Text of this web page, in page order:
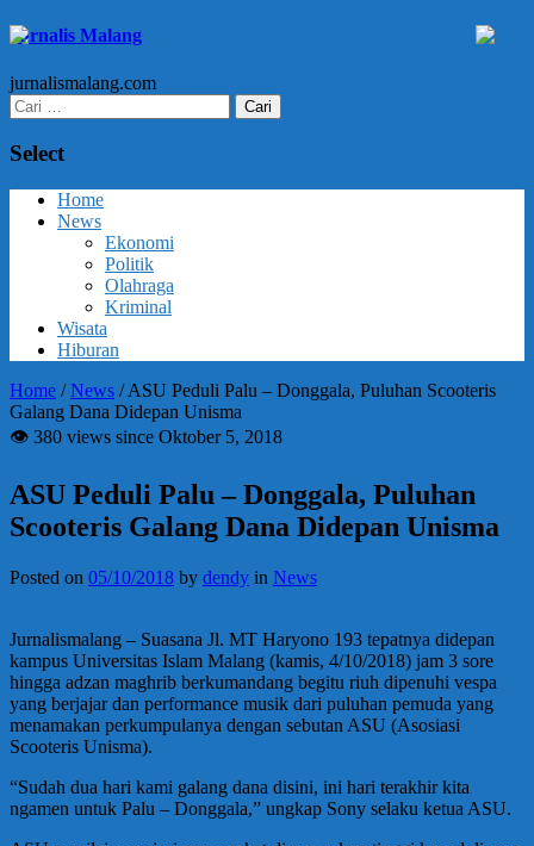
Jurnalis Malang
jurnalismalang.com
Cari
untuk:
Select
Home
News
Ekonomi
Politik
Olahraga
Kriminal
Wisata
Hiburan
Home /News /ASU Peduli Palu – Donggala, Puluhan Scooteris
Galang Dana Didepan Unisma
👁 380 views since Oktober 5, 2018
ASU Peduli Palu – Donggala, Puluhan
Scooteris Galang Dana Didepan Unisma
Posted on 05/10/2018 by dendy in News
Jurnalismalang – Suasana Jl. MT Haryono 193 tepatnya didepan
kampus Universitas Islam Malang (kamis, 4/10/2018) jam 3 sore
hingga adzan maghrib berkumandang begitu riuh dipenuhi vespa
yang berjajar dan performance musik dari puluhan pemuda yang
menamakan perkumpulanya dengan sebutan ASU (Asosiasi
Scooteris Unisma).
“Sudah dua hari kami galang dana disini, ini hari terakhir kita
ngamen untuk Palu – Donggala,” ungkap Sony selaku ketua ASU.